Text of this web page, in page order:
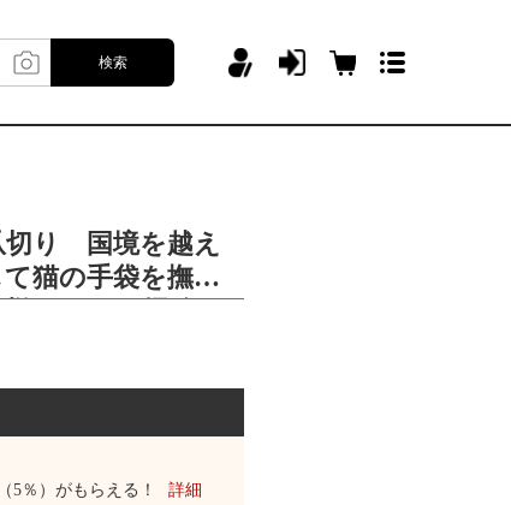
検索
り 国境を越え
猫の手袋を撫で
5％）がもらえる！ 詳細